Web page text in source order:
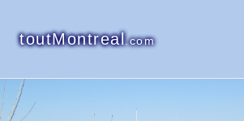
toutMontreal.com